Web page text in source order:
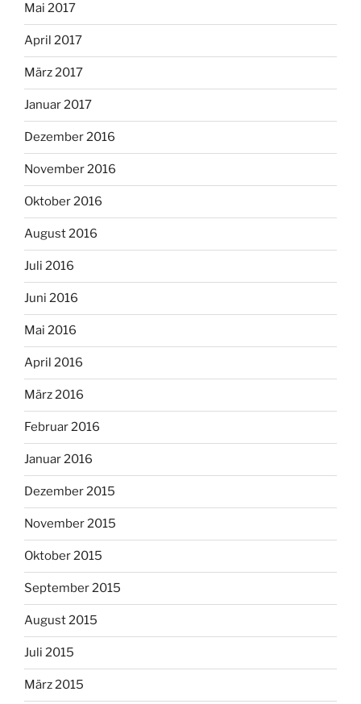
Mai 2017
April 2017
März 2017
Januar 2017
Dezember 2016
November 2016
Oktober 2016
August 2016
Juli 2016
Juni 2016
Mai 2016
April 2016
März 2016
Februar 2016
Januar 2016
Dezember 2015
November 2015
Oktober 2015
September 2015
August 2015
Juli 2015
März 2015